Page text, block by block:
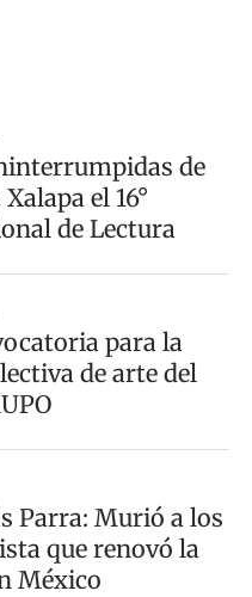
de
el 16°
de Lectura
para la
de arte del
Parra: Murió a los
que renovó la
México